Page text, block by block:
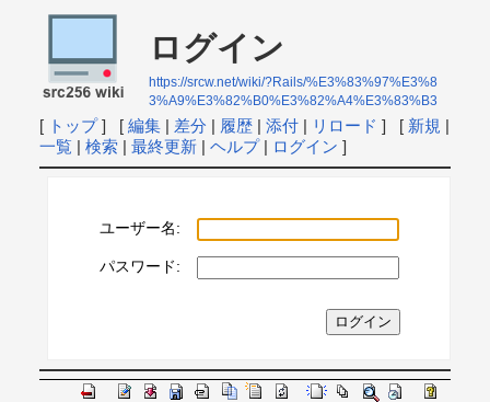
ログイン
https://srcw.net/wiki/?Rails/%E3%83%97%E3%8
3%A9%E3%82%B0%E3%82%A4%E3%83%B3
[ トップ] [ 編集| 差分 | 履歴| 添付| リロード ] [ 新規 |
一覧| 検索| 最終更新| ヘルプ| ログイン ]
ユーザー名:
パスワード: